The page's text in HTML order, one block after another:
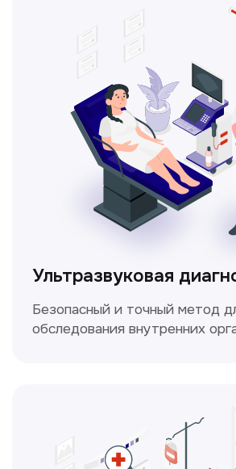
который используется для оценки
кровотока в сосудах.
Электрокардиография
Простой и безболезненный метод